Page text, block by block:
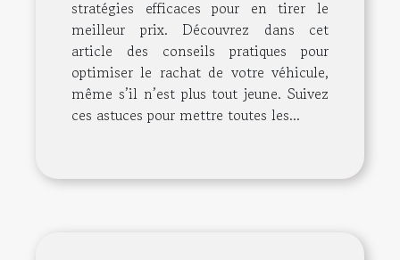
stratégies efficaces pour en tirer le
meilleur prix. Découvrez dans cet
article des conseils pratiques pour
optimiser le rachat de votre véhicule,
même s’il n’est plus tout jeune. Suivez
ces astuces pour mettre toutes les...